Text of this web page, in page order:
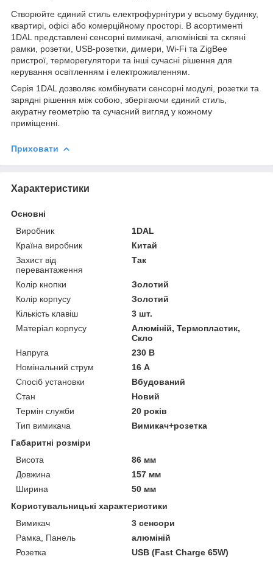
Створюйте єдиний стиль електрофурнітури у всьому будинку,
квартирі, офісі або комерційному просторі. В асортименті
1DAL представлені сенсорні вимикачі, алюмінієві та скляні
рамки, розетки, USB-розетки, димери, Wi-Fi та ZigBee
пристрої, терморегулятори та інші сучасні рішення для
керування освітленням і електроживленням.
Серія 1DAL дозволяє комбінувати сенсорні модулі, розетки та
зарядні рішення між собою, зберігаючи єдиний стиль,
акуратну геометрію та сучасний вигляд у кожному
приміщенні.
Приховати
Характеристики
Основні
Виробник
1DAL
Країна виробник
Китай
Захист від
перевантаження
Так
Колір кнопки
Золотий
Колір корпусу
Золотий
Кількість клавіш
3 шт.
Матеріал корпусу
Алюміній, Термопластик,
Скло
Напруга
230 В
Номінальний струм
16 А
Спосіб установки
Вбудований
Стан
Новий
Термін служби
20 років
Тип вимикача
Вимикач+розетка
Габаритні розміри
Висота
86 мм
Довжина
157 мм
Ширина
50 мм
Користувальницькі характеристики
Вимикач
3 сенсори
Рамка, Панель
алюміній
Розетка
USB (Fast Charge 65W)